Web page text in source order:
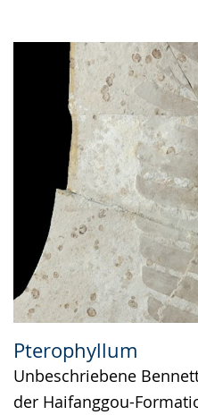
Pterophyllum
Unbeschriebene
der Haifanggou-